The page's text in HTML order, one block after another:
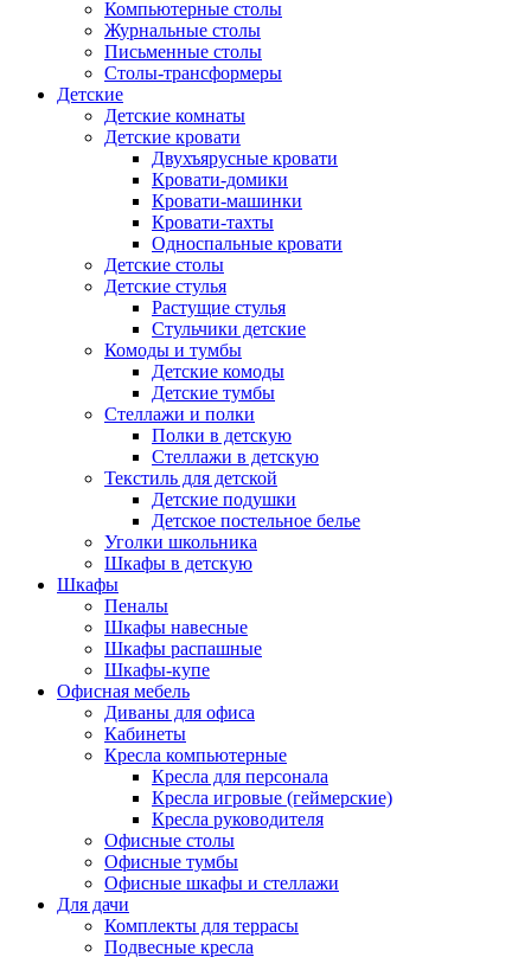
Компьютерные столы
Журнальные столы
Письменные столы
Столы-трансформеры
Детские
Детские комнаты
Детские кровати
Двухъярусные кровати
Кровати-домики
Кровати-машинки
Кровати-тахты
Односпальные кровати
Детские столы
Детские стулья
Растущие стулья
Стульчики детские
Комоды и тумбы
Детские комоды
Детские тумбы
Стеллажи и полки
Полки в детскую
Стеллажи в детскую
Текстиль для детской
Детские подушки
Детское постельное белье
Уголки школьника
Шкафы в детскую
Шкафы
Пеналы
Шкафы навесные
Шкафы распашные
Шкафы-купе
Офисная мебель
Диваны для офиса
Кабинеты
Кресла компьютерные
Кресла для персонала
Кресла игровые (геймерские)
Кресла руководителя
Офисные столы
Офисные тумбы
Офисные шкафы и стеллажи
Для дачи
Комплекты для террасы
Подвесные кресла